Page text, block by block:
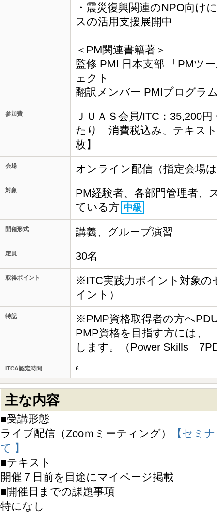
・震災復興関連のNPO向け
スの活用支援展開中
＜PM関連書籍著＞
監修 PMI 日本支部 「PMツ
ェクト
翻訳メンバー PMIプログラ
参加費
ＪＵＡＳ会員/ITC：35,200
たり 消費税込み、テキス
枚】
会場 オンライン配信（指定会場
対象
PM経験者、各部門管理者、
ている方 中級
開催形式 講義、グループ演習
定員 30名
取得ポイント
※ITC実践力ポイント対象の
イント）
特記
※PMP資格取得者の方へ
PMP資格を目指す方には、
します。（Power Skills
ITCA認定時間 6
主な内容
■受講形態
ライブ配信（Zooｍミーティング）
【セミ
て 】
■テキスト
開催７日前を目途にマイページ掲載
■開催日までの課題事項
特になし